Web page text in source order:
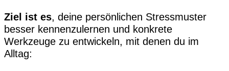
Ziel ist es, deine persönlichen Stressmuster
besser kennenzulernen und konkrete
Werkzeuge zu entwickeln, mit denen du im
Alltag: